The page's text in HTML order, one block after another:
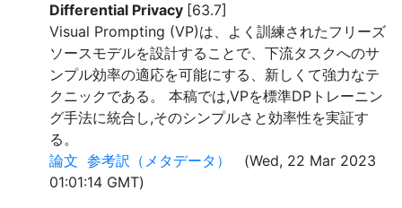
Differential Privacy [63.7]
Visual Prompting (VP)は、よく訓練されたフリーズ
ソースモデルを設計することで、下流タスクへのサ
ンプル効率の適応を可能にする、新しくて強力なテ
クニックである。 本稿では,VPを標準DPトレーニン
グ手法に統合し,そのシンプルさと効率性を実証す
る。
論文 参考訳（メタデータ）
(Wed, 22 Mar 2023
01:01:14 GMT)